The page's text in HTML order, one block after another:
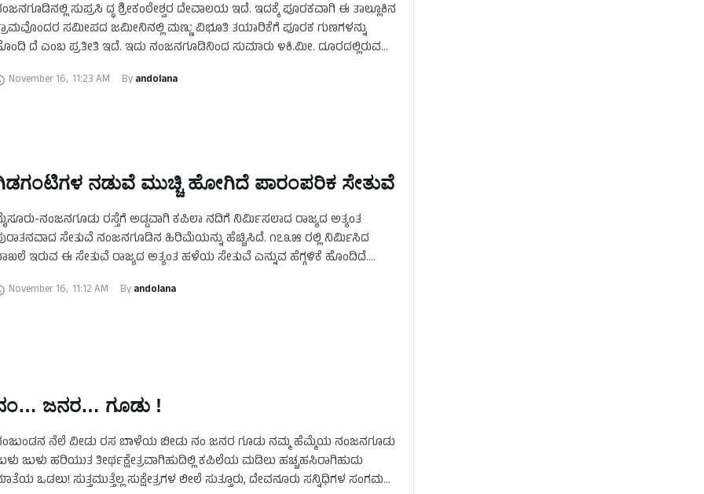
ಸುಪ್ರಸಿ ದ್ಧ ಶ್ರೀಕಂಠೇಶ್ವರ ದೇವಾಲಯ ಇದೆ. ಇದಕ್ಕೆ ಪೂರಕವಾಗಿ ಈ ತಾಲ್ಲೂಕಿನ
ಸಮೀಪದ ಜಮೀನಿನಲ್ಲಿ ಮಣ್ಣು ವಿಭೂತಿ ತಯಾರಿಕೆಗೆ ಪೂರಕ ಗುಣಗಳನ್ನು
ದೆ ಎಂಬ ಪ್ರತೀತಿ ಇದೆ. ಇದು ನಂಜನಗೂಡಿನಿಂದ ಸುಮಾರು ೪ಕಿ.ಮೀ. ದೂರದಲ್ಲಿರುವ
November 16, 11:23 AM By andolana
ನಡುವೆ ಮುಚ್ಚಿ ಹೋಗಿದೆ ಪಾರಂಪರಿಕ ಸೇತುವೆ
ನಂಜನಗೂಡು ರಸ್ತೆಗೆ ಅಡ್ಡವಾಗಿ ಕಪಿಲಾ ನದಿಗೆ ನಿರ್ಮಿಸಲಾದ ರಾಜ್ಯದ ಅತ್ಯಂತ
ಸೇತುವೆ ನಂಜನಗೂಡಿನ ಹಿರಿಮೆಯನ್ನು ಹೆಚ್ಚಿಸಿದೆ. ೧೭೩೫ ರಲ್ಲಿ ನಿರ್ಮಿಸಿದ
ಇರುವ ಈ ಸೇತುವೆ ರಾಜ್ಯದ ಅತ್ಯಂತ ಹಳೆಯ ಸೇತುವೆ ಎನ್ನುವ ಹೆಗ್ಗಳಿಕೆ ಹೊಂದಿದೆ.
November 16, 11:12 AM By andolana
ಜನರ… ಗೂಡು !
ನೆಲೆ ವೀಡು ರಸ ಬಾಳೆಯ ಬೀಡು ನಂ ಜನರ ಗೂಡು ನಮ್ಮ ಹೆಮ್ಮೆಯ ನಂಜನಗೂಡು
ಜುಳು ಹರಿಯುತ ತೀರ್ಥಕ್ಷೇತ್ರವಾಗಿಹುದಿಲ್ಲಿ ಕಪಿಲೆಯ ಮಡಿಲು ಹಚ್ಚಹಸಿರಾಗಿಹುದು
ಒಡಲು! ಸುತ್ತಮುತ್ತೆಲ್ಲ ಸುಕ್ಷೇತ್ರಗಳ ಲೀಲೆ ಸುತ್ತೂರು, ದೇವನೂರು ಸನ್ನಿಧಿಗಳ ಸಂಗಮ